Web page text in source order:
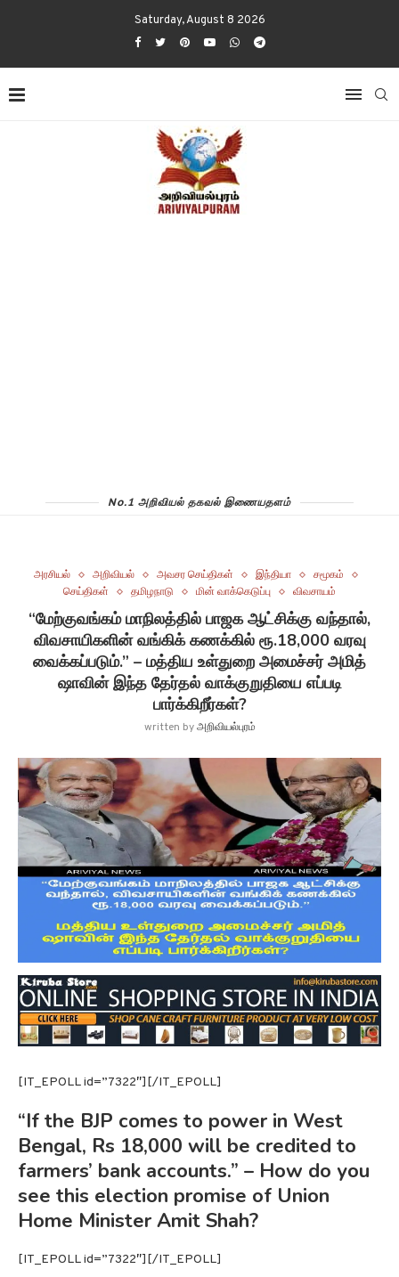
Saturday, August 8 2026
No.1 அறிவியல் தகவல் இணையதளம்
அரசியல் அறிவியல் அவசர செய்திகள் இந்தியா
சமூகம்
செய்திகள்
தமிழநாடு மின் வாக்கெடுப்பு விவசாயம்
“மேற்குவங்கம் மாநிலத்தில் பாஜக ஆட்சிக்கு வந்தால்,
விவசாயிகளின் வங்கிக் கணக்கில் ரூ.18,000 வரவு
வைக்கப்படும்.” – மத்திய உள்துறை அமைச்சர் அமித்
ஷாவின் இந்த தேர்தல் வாக்குறுதியை எப்படி
பார்க்கிறீர்கள்?
written byஅறிவியல்புரம்
[IT_EPOLL id=”7322″][/IT_EPOLL]
“If the BJP comes to power in West
Bengal, Rs 18,000 will be credited to
farmers’ bank accounts.” – How do you
see this election promise of Union
Home Minister Amit Shah?
[IT_EPOLL id=”7322″][/IT_EPOLL]